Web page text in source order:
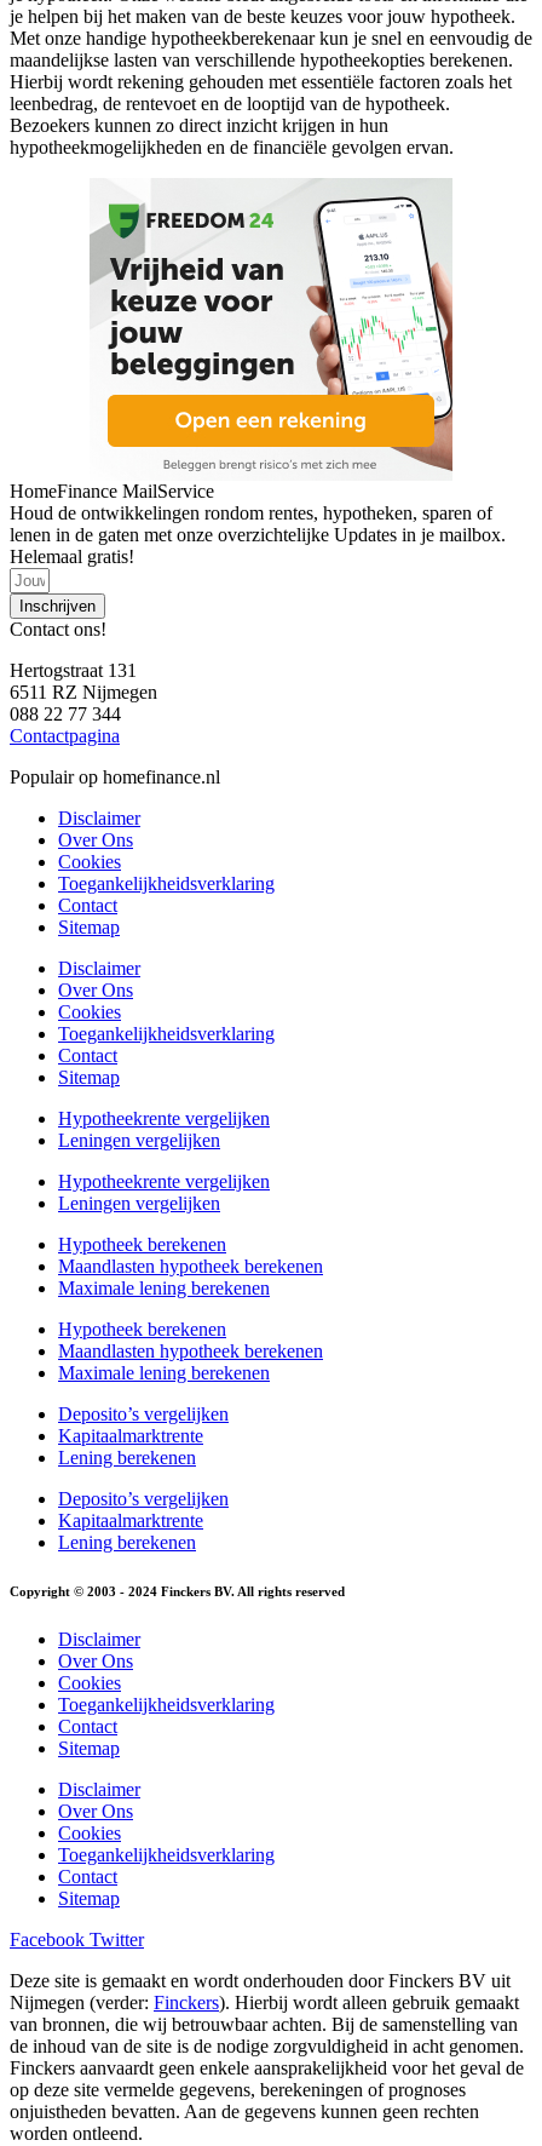
je helpen bij het maken van de beste keuzes voor jouw hypotheek.
Met onze handige hypotheekberekenaar kun je snel en eenvoudig de
maandelijkse lasten van verschillende hypotheekopties berekenen.
Hierbij wordt rekening gehouden met essentiële factoren zoals het
leenbedrag, de rentevoet en de looptijd van de hypotheek.
Bezoekers kunnen zo direct inzicht krijgen in hun
hypotheekmogelijkheden en de financiële gevolgen ervan.
HomeFinance MailService
Houd de ontwikkelingen rondom rentes, hypotheken, sparen of
lenen in de gaten met onze overzichtelijke Updates in je mailbox.
Helemaal gratis!
Inschrijven
Contact ons!
Hertogstraat 131
6511 RZ Nijmegen
088 22 77 344
Contactpagina
Populair op homefinance.nl
Disclaimer
Over Ons
Cookies
Toegankelijkheidsverklaring
Contact
Sitemap
Disclaimer
Over Ons
Cookies
Toegankelijkheidsverklaring
Contact
Sitemap
Hypotheekrente vergelijken
Leningen vergelijken
Hypotheekrente vergelijken
Leningen vergelijken
Hypotheek berekenen
Maandlasten hypotheek berekenen
Maximale lening berekenen
Hypotheek berekenen
Maandlasten hypotheek berekenen
Maximale lening berekenen
Deposito’s vergelijken
Kapitaalmarktrente
Lening berekenen
Deposito’s vergelijken
Kapitaalmarktrente
Lening berekenen
Copyright © 2003 - 2024 Finckers BV. All rights reserved
Disclaimer
Over Ons
Cookies
Toegankelijkheidsverklaring
Contact
Sitemap
Disclaimer
Over Ons
Cookies
Toegankelijkheidsverklaring
Contact
Sitemap
Facebook Twitter
Deze site is gemaakt en wordt onderhouden door Finckers BV uit
Nijmegen (verder: Finckers). Hierbij wordt alleen gebruik gemaakt
van bronnen, die wij betrouwbaar achten. Bij de samenstelling van
de inhoud van de site is de nodige zorgvuldigheid in acht genomen.
Finckers aanvaardt geen enkele aansprakelijkheid voor het geval de
op deze site vermelde gegevens, berekeningen of prognoses
onjuistheden bevatten. Aan de gegevens kunnen geen rechten
worden ontleend.